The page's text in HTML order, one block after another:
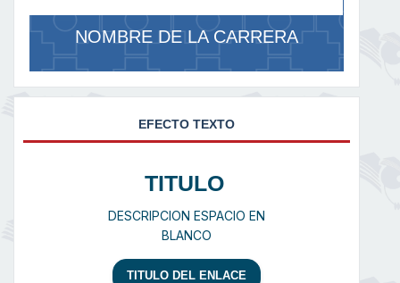
NOMBRE DE LA CARRERA
EFECTO TEXTO
TITULO
DESCRIPCION ESPACIO EN
BLANCO
TITULO DEL ENLACE